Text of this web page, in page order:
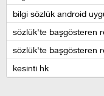
bilgi sözlük android
sözlük'te başgösteren
sözlük'te başgösteren
kesinti hk